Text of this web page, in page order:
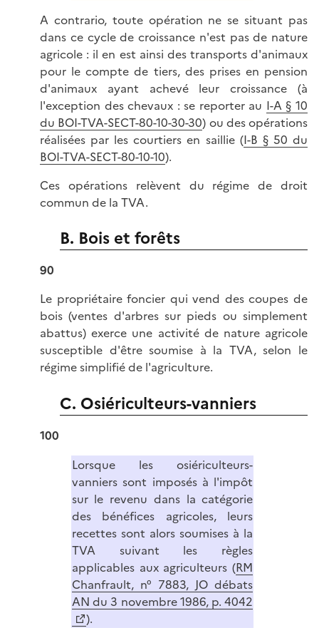
A contrario, toute opération ne se situant pas
dans ce cycle de croissance n'est pas de nature
agricole : il en est ainsi des transports d'animaux
pour le compte de tiers, des prises en pension
d'animaux ayant achevé leur croissance (à
l'exception des chevaux : se reporter au I-A § 10
du BOI-TVA-SECT-80-10-30-30) ou des opérations
réalisées par les courtiers en saillie (I-B § 50 du
BOI-TVA-SECT-80-10-10).
Ces opérations relèvent du régime de droit
commun de la TVA.
B. Bois et forêts
90
Le propriétaire foncier qui vend des coupes de
bois (ventes d'arbres sur pieds ou simplement
abattus) exerce une activité de nature agricole
susceptible d'être soumise à la TVA, selon le
régime simplifié de l'agriculture.
C. Osiériculteurs-vanniers
100
Lorsque les osiériculteurs-
vanniers sont imposés à l'impôt
sur le revenu dans la catégorie
des bénéfices agricoles, leurs
recettes sont alors soumises à la
TVA suivant les règles
applicables aux agriculteurs (RM
Chanfrault, n° 7883, JO débats
AN du 3 novembre 1986, p. 4042
).